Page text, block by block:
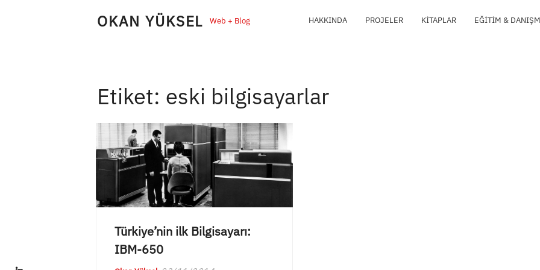
OKAN YÜKSEL Web + Blog HAKKINDA PROJELER KITAPLAR EĞITIM &
Etiket: eski bilgisayarlar
Türkiye’nin ilk Bilgisayarı:
IBM-650